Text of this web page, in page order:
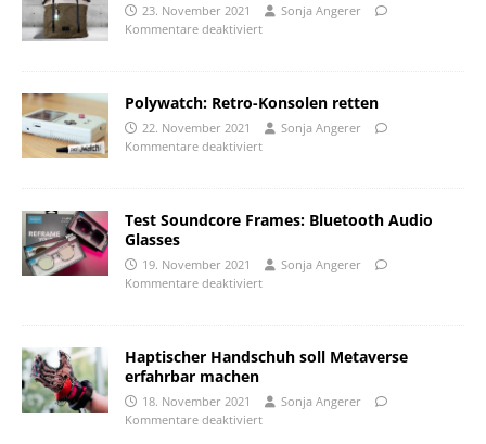
23. November 2021
Sonja Angerer
Kommentare deaktiviert
Polywatch: Retro-Konsolen retten
22. November 2021
Sonja Angerer
Kommentare deaktiviert
Test Soundcore Frames: Bluetooth Audio
Glasses
19. November 2021
Sonja Angerer
Kommentare deaktiviert
Haptischer Handschuh soll Metaverse
erfahrbar machen
18. November 2021
Sonja Angerer
Kommentare deaktiviert